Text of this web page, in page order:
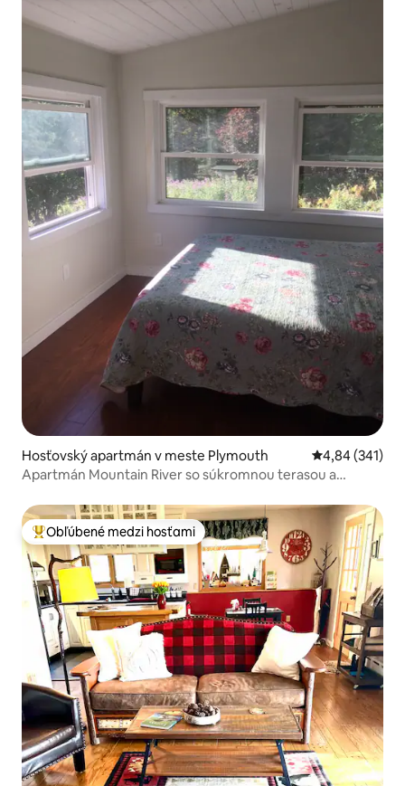
Hosťovský apartmán v meste Plymouth Priemerné
4,84 (341)
Apartmán Mountain River so súkromnou terasou a
Najobľúbenejšie medzi hosťami
Obľúbené medzi hosťami